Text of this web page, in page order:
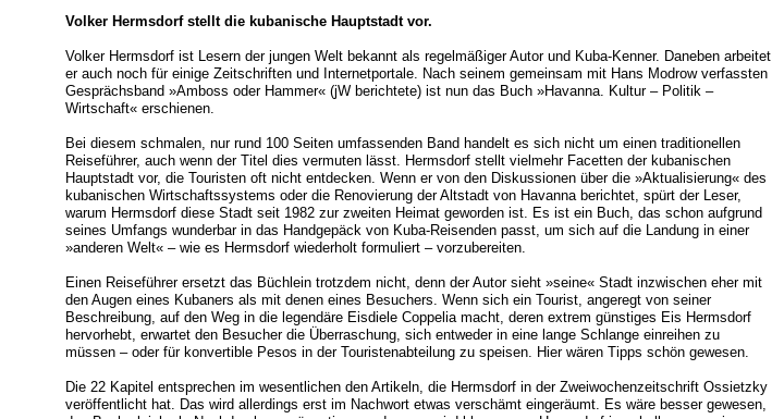
Volker Hermsdorf stellt die kubanische Hauptstadt vor.
Volker Hermsdorf ist Lesern der jungen Welt bekannt als regelmäßiger Autor und Kuba-Kenner. Daneben arbeitet
er auch noch für einige Zeitschriften und Internetportale. Nach seinem gemeinsam mit Hans Modrow verfassten
Gesprächsband »Amboss oder Hammer« (jW berichtete) ist nun das Buch »Havanna. Kultur – Politik –
Wirtschaft« erschienen.
Bei diesem schmalen, nur rund 100 Seiten umfassenden Band handelt es sich nicht um einen traditionellen
Reiseführer, auch wenn der Titel dies vermuten lässt. Hermsdorf stellt vielmehr Facetten der kubanischen
Hauptstadt vor, die Touristen oft nicht entdecken. Wenn er von den Diskussionen über die »Aktualisierung« des
kubanischen Wirtschaftssystems oder die Renovierung der Altstadt von Havanna berichtet, spürt der Leser,
warum Hermsdorf diese Stadt seit 1982 zur zweiten Heimat geworden ist. Es ist ein Buch, das schon aufgrund
seines Umfangs wunderbar in das Handgepäck von Kuba-Reisenden passt, um sich auf die Landung in einer
»anderen Welt« – wie es Hermsdorf wiederholt formuliert – vorzubereiten.
Einen Reiseführer ersetzt das Büchlein trotzdem nicht, denn der Autor sieht »seine« Stadt inzwischen eher mit
den Augen eines Kubaners als mit denen eines Besuchers. Wenn sich ein Tourist, angeregt von seiner
Beschreibung, auf den Weg in die legendäre Eisdiele Coppelia macht, deren extrem günstiges Eis Hermsdorf
hervorhebt, erwartet den Besucher die Überraschung, sich entweder in eine lange Schlange einreihen zu
müssen – oder für konvertible Pesos in der Touristenabteilung zu speisen. Hier wären Tipps schön gewesen.
Die 22 Kapitel entsprechen im wesentlichen den Artikeln, die Hermsdorf in der Zweiwochenzeitschrift Ossietzky
veröffentlicht hat. Das wird allerdings erst im Nachwort etwas verschämt eingeräumt. Es wäre besser gewesen,